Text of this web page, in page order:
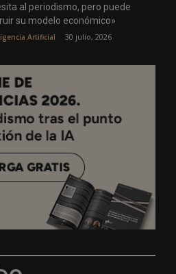
al periodismo, pero puede
su modelo económico»
Artificial 30 julio, 2026